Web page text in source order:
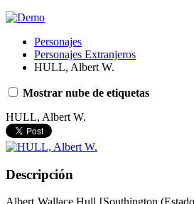
Personajes
Personajes Extranjeros
HULL, Albert W.
Mostrar nube de etiquetas
HULL, Albert W.
Descripción